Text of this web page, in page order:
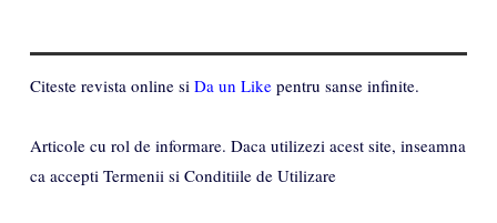
Citeste revista online si Da un Like pentru sanse infinite.
Articole cu rol de informare. Daca utilizezi acest site, inseamna
ca accepti Termenii si Conditiile de Utilizare